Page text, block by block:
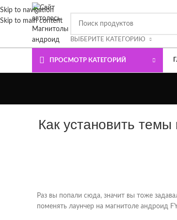
Skip to navigation
Skip to main content
ВЫБЕРИТЕ КАТЕГОРИЮ
ПРОСМОТР КАТЕГОРИЙ
Как установить
Раз вы попали сюда, значит вы тоже
поменять лаунчер на магнитоле андроид
ВНИМАНИЕ СЮДА!!!! При покупке магнитолы Плюс